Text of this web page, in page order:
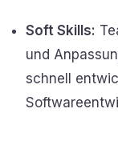
Soft Skills:
und
schnell